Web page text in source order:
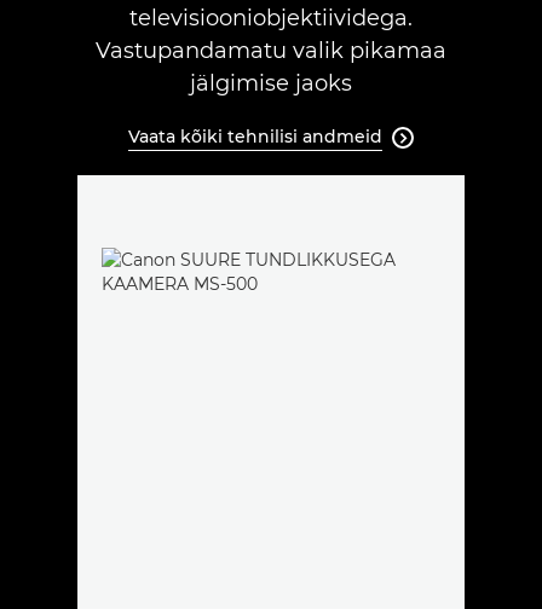
televisiooniobjektiividega.
Vastupandamatu valik pikamaa
jälgimise jaoks
Vaata kõiki tehnilisi andmeid 